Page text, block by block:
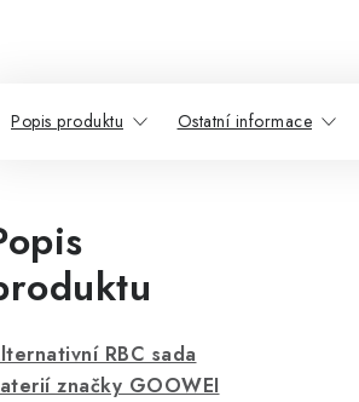
Popis produktu Ostatní informace
RBC sada
značky GOOWEI